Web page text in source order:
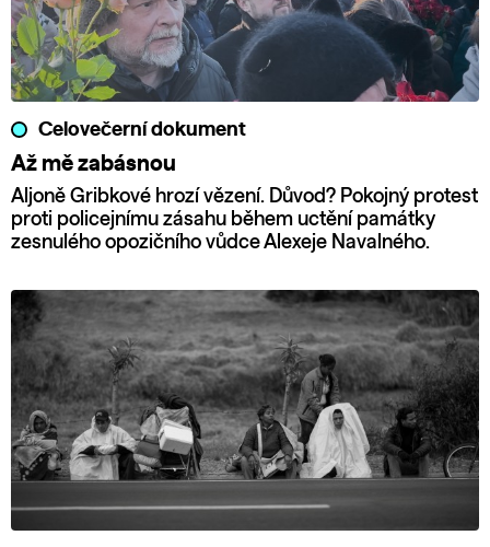
Celovečerní dokument
Až mě zabásnou
Aljoně Gribkové hrozí vězení. Důvod? Pokojný protest
proti policejnímu zásahu během uctění památky
zesnulého opozičního vůdce Alexeje Navalného.